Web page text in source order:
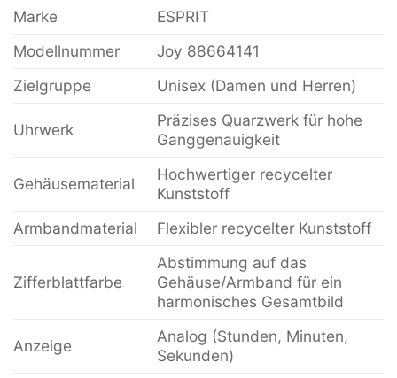
Marke
ESPRIT
Modellnummer
Joy 88664141
Zielgruppe
Unisex (Damen und Herren)
Uhrwerk
Präzises Quarzwerk für hohe
Ganggenauigkeit
Gehäusematerial
Hochwertiger recycelter
Kunststoff
Armbandmaterial
Flexibler recycelter Kunststoff
Zifferblattfarbe
Abstimmung auf das
Gehäuse/Armband für ein
harmonisches Gesamtbild
Anzeige
Analog (Stunden, Minuten,
Sekunden)